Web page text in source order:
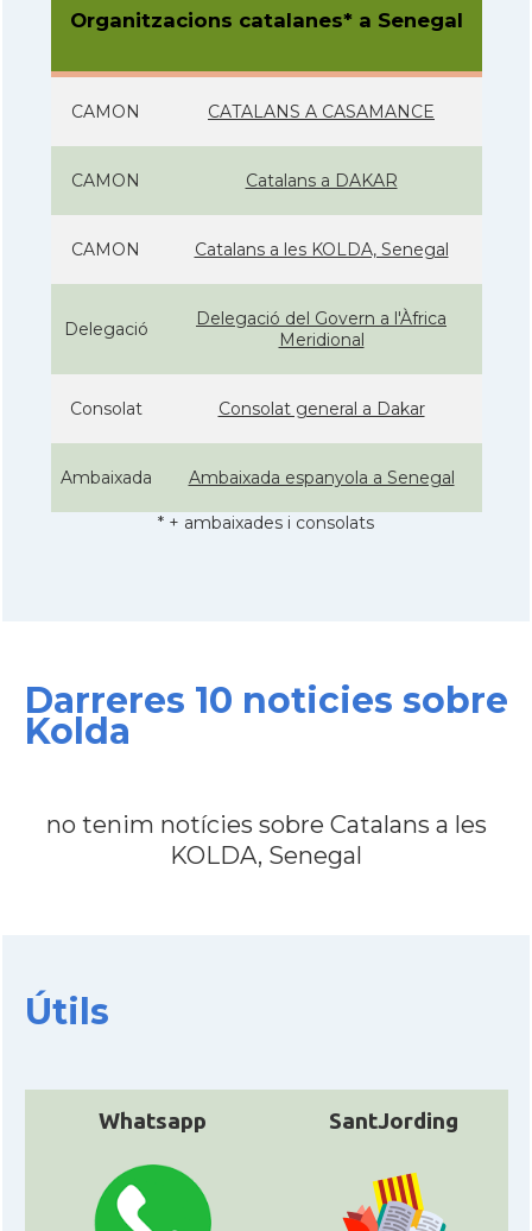
Organitzacions catalanes* a Senegal
CAMON CATALANS A CASAMANCE
CAMON Catalans a DAKAR
CAMON Catalans a les KOLDA, Senegal
Delegació
Delegació del Govern a l'Àfrica
Meridional
Consolat Consolat general a Dakar
Ambaixada Ambaixada espanyola a Senegal
* + ambaixades i consolats
Darreres 10 noticies sobre
Kolda
no tenim notícies sobre Catalans a les
KOLDA, Senegal
Útils
Whatsapp SantJording